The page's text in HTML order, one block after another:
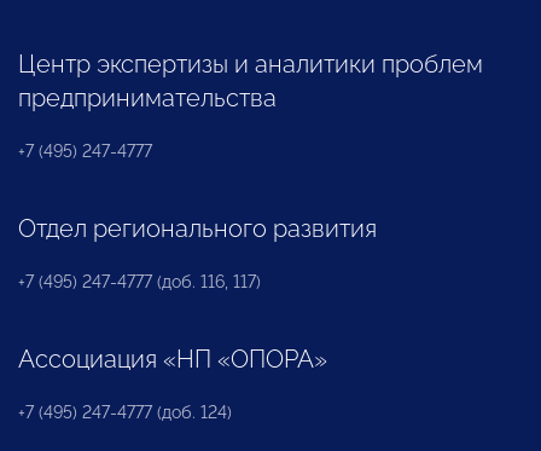
Центр экспертизы и аналитики проблем
предпринимательства
+7 (495) 247-4777
Отдел регионального развития
+7 (495) 247-4777 (доб. 116, 117)
Ассоциация «НП «ОПОРА»
+7 (495) 247-4777 (доб. 124)